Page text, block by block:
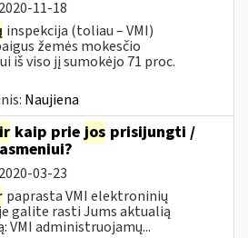
2020-11-18
inspekcija (toliau – VMI)
žemės mokesčio
iš viso jį sumokėjo 71 proc.
Naujiena
ir kaip prie jos prisijungti /
2020-03-23
paprasta VMI elektroninių
galite rasti Jums aktualią
VMI administruojamų...